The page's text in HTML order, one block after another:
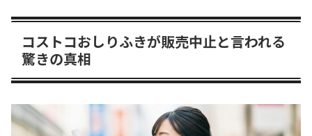
コストコおしりふきが販売中止と言われる
驚きの真相